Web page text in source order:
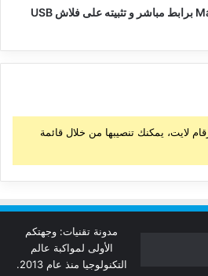
تحميل نسخة MacOS Sierra برابط مباشر و تثبيته على فلاش USB
لايت، يمكنك تنصيبها من خلال قائمة
مدونة تقنيات: وجهتكم
الأولى لمواكبة عالم
التكنولوجيا منذ عام 2013.